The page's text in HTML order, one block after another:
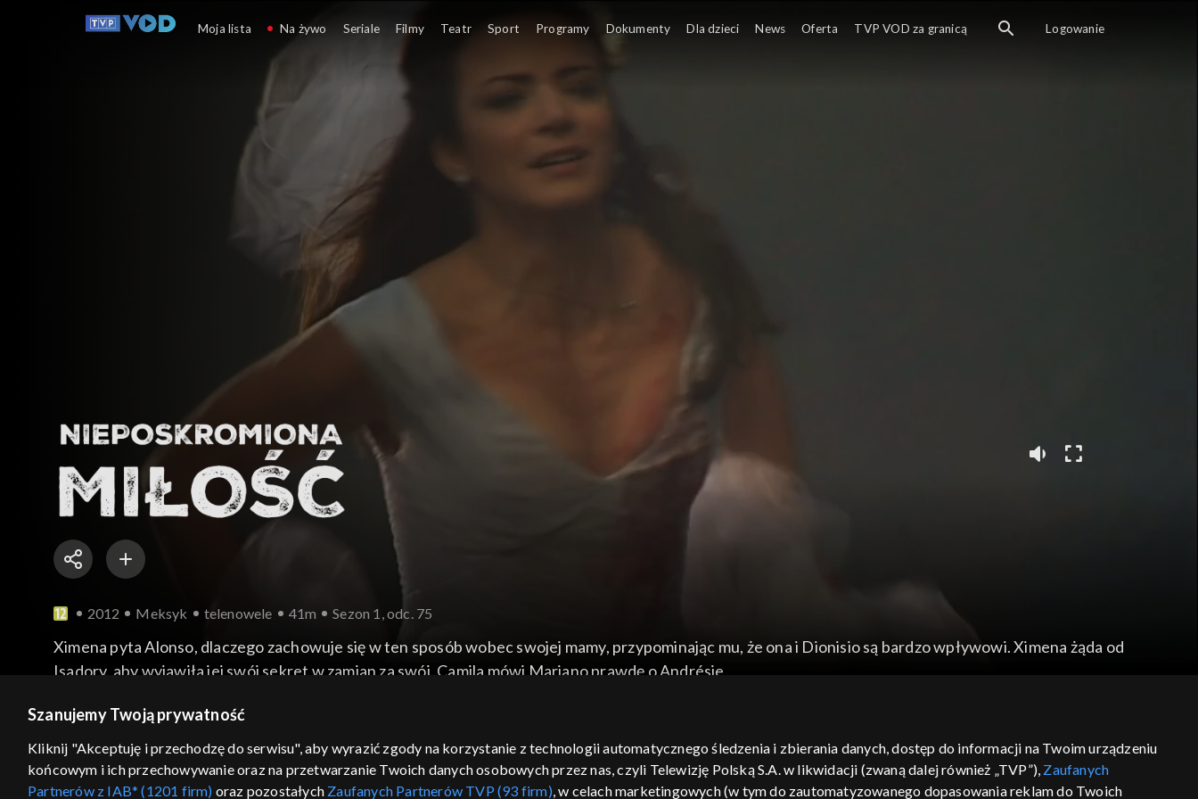
2012 Meksyk telenowele 41m Sezon 1, odc. 75
Ximena pyta Alonso, dlaczego zachowuje się w ten sposób wobec swojej mamy, przypominając mu, że ona i Dionisio są bardzo wpływowi. Ximena żąda od
Isadory, aby wyjawiła jej swój sekret w zamian za swój. Camila mówi Mariano prawdę o Andrésie.
Sezony i odcinki Wybierz
Moja lista Na żywo Seriale Filmy Teatr Sport Programy Dokumenty Dla dzieci News Oferta TVP VOD za granicą Logowanie
Szanujemy Twoją prywatność
Kliknij "Akceptuję i przechodzę do serwisu", aby wyrazić zgody na korzystanie z technologii automatycznego śledzenia i zbierania danych, dostęp do informacji na Twoim urządzeniu
końcowym i ich przechowywanie oraz na przetwarzanie Twoich danych osobowych przez nas, czyli Telewizję Polską S.A. w likwidacji (zwaną dalej również „TVP”), Zaufanych
Partnerów z IAB* (1201 firm) oraz pozostałych Zaufanych Partnerów TVP (93 firm), w celach marketingowych (w tym do zautomatyzowanego dopasowania reklam do Twoich